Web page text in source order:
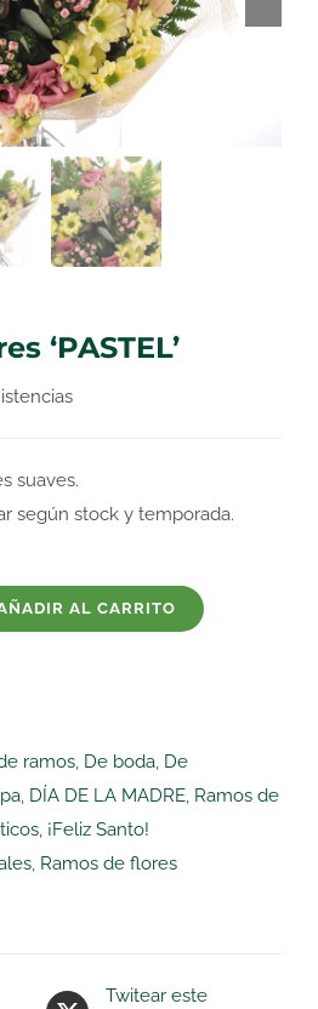
‘PASTEL’
suaves.
según stock y temporada.
AL CARRITO
ramos De boda De
DÍA DE LA MADRE Ramos de
¡Feliz Santo!
Ramos de flores
Twitear este